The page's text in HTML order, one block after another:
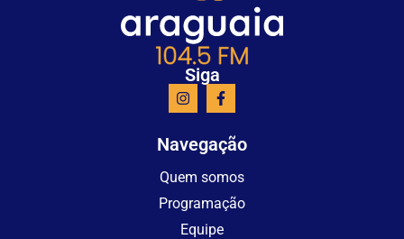
Siga
Navegação
Quem somos
Programação
Equipe